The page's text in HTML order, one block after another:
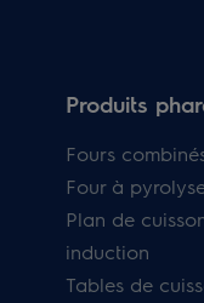
Produits
Fours
Four à
Plan de
induction
Tables de